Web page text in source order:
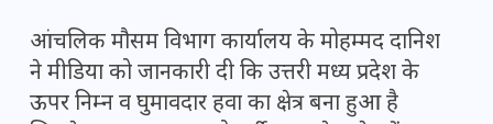
आंचलिक मौसम विभाग कार्यालय के मोहम्मद दानिश
ने मीडिया को जानकारी दी कि उत्तरी मध्य प्रदेश के
ऊपर निम्न व घुमावदार हवा का क्षेत्र बना हुआ है